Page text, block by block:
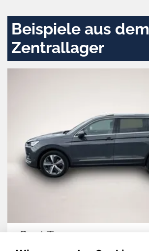
Beispiele aus dem
Zentrallager
Seat Tarraco